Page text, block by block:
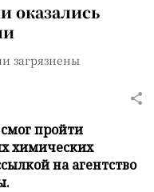
оказались
загрязнены
пройти
химических
на агентство